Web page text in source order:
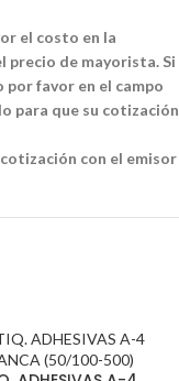
el costo en la
precio de mayorista. Si
favor en el campo
para que su cotización
con el emisor